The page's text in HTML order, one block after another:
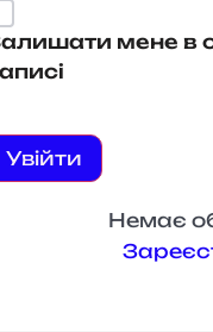
мене в
Увійти
Немає